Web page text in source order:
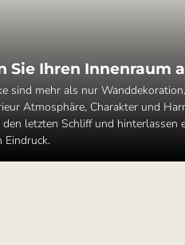
Sie Ihren Innenraum
sind mehr als nur
Atmosphäre, Charakter und
letzten Schliff und hinterlassen
Eindruck.